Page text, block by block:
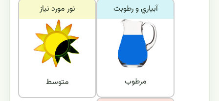
نور مورد نياز
متوسط
آبياري و رطوبت
مرطوب